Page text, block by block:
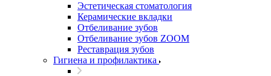
Эстетическая стоматология
Керамические вкладки
Отбеливание зубов
Отбеливание зубов ZOOM
Реставрация зубов
Гигиена и профилактика